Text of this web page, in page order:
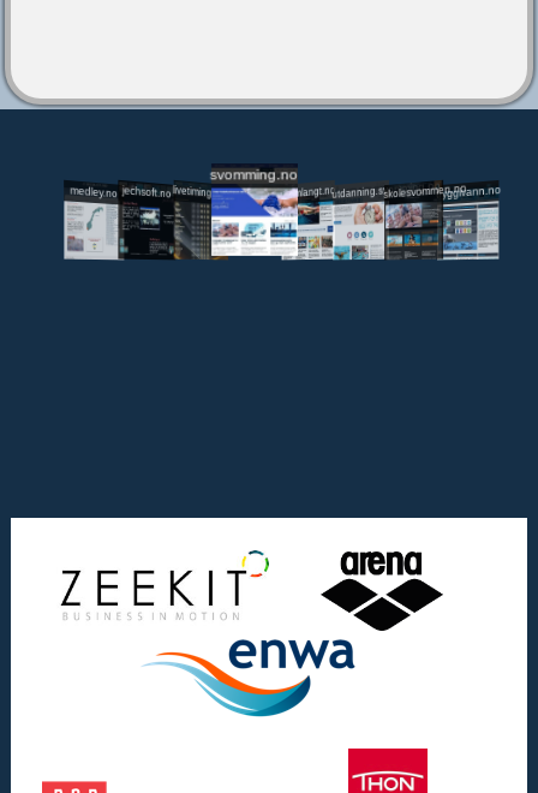
medley.no jechsoft.nolivetiming.medley.no
svomming.no
svomlangt.noutdanning.svomming.no
skolesvommen.notryggivann.no